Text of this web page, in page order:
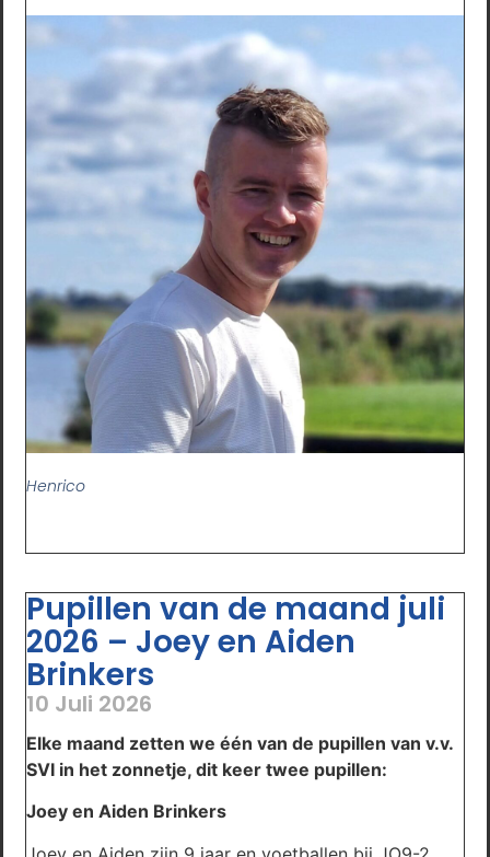
Henrico
Pupillen van de maand juli
2026 – Joey en Aiden
Brinkers
10 Juli 2026
Elke maand zetten we één van de pupillen van v.v.
SVI in het zonnetje, dit keer twee pupillen:
Joey en Aiden Brinkers